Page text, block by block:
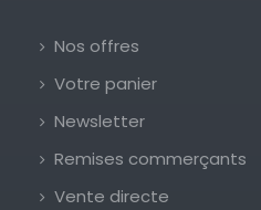
Nos offres
Votre panier
Newsletter
Remises commerçants
Vente directe